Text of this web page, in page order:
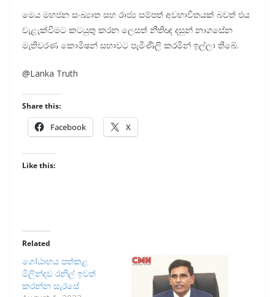
මෙය මහජන සංඛ්‍යාත සහ රාජ්‍ය සම්පත් අවභාවිතයක් බවත් එය
වැළැක්වීමට කටයුතු කරන ලෙසත් නීතිඥ දසුන් නාගසේන
මැතිවරණ කොමිෂන් සභාවට පැමිණිලි කරමින් ඉල්ලා තිබේ.
@Lanka Truth
Share this:
Facebook X
Like this:
Related
ගෝඨාභය පත්කළ
මිලින්දව රනිල් ඉවත්
කරන්න සැරසේ